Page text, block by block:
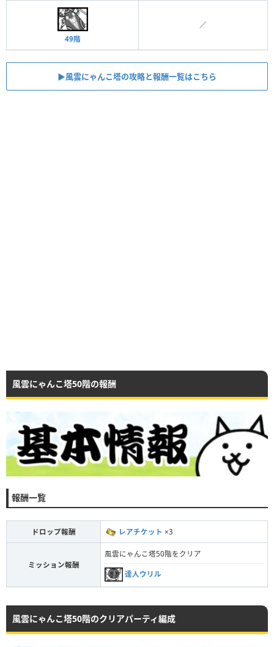
49階
／
▶︎風雲にゃんこ塔の攻略と報酬一覧はこちら
風雲にゃんこ塔50階の報酬
報酬一覧
ドロップ報酬 レアチケット ×3
ミッション報酬
風雲にゃんこ塔50階をクリア
達人ウリル
風雲にゃんこ塔50階のクリアパーティ編成